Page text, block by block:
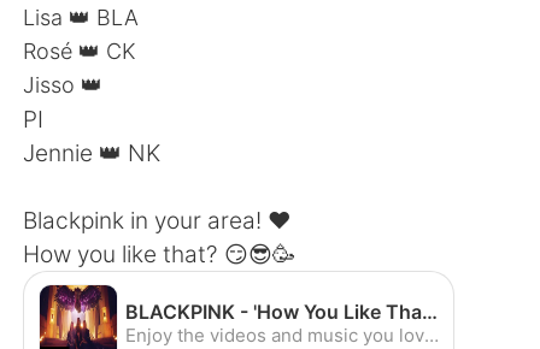
ไทย
العربية Français
Deutsch 日本語
Lisa 👑 BLA
Rosé 👑 CK
Jisso 👑
PI
Jennie 👑 NK
Blackpink in your area! ❤️
How you like that? 😏😎🥳
BLACKPINK - 'How You Like That' M/V - YouTube
Enjoy the videos and music you love, upload original content, and share it all with friends, family, and the world on YouTube.